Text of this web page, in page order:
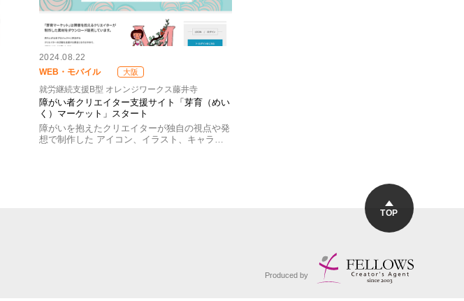
2024.08.22
WEB・モバイル
大阪
就労継続支援B型 オレンジワークス藤井寺
障がい者クリエイター支援サイト「芽育（めい
く）マーケット」スタート
障がいを抱えたクリエイターが独自の視点や発
想で制作した アイコン、イラスト、キャラ…
TOP
Produced by